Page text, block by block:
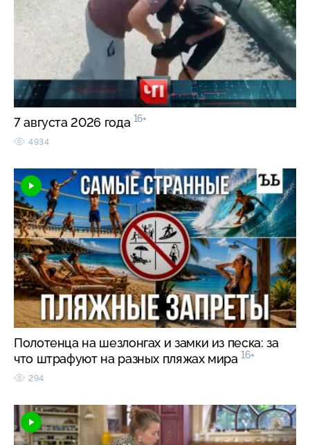
7 августа 2026 года 16+
4934
Полотенца на шезлонгах и замки из песка: за
что штрафуют на разных пляжах мира 16+
294